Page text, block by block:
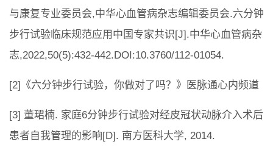
与康复专业委员会,中华心血管病杂志编辑委员会.六分钟
步行试验临床规范应用中国专家共识[J].中华心血管病杂
志,2022,50(5):432-442.DOI:10.3760/112-01054.
[2]《六分钟步行试验，你做对了吗？》医脉通心内频道
[3] 董珺楠. 家庭6分钟步行试验对经皮冠状动脉介入术后
患者自我管理的影响[D]. 南方医科大学, 2014.